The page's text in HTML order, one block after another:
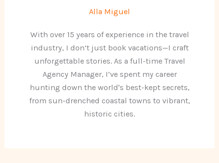
Alla Miguel
With over 15 years of experience in the travel
industry, I don’t just book vacations—I craft
unforgettable stories. As a full-time Travel
Agency Manager, I’ve spent my career
hunting down the world's best-kept secrets,
from sun-drenched coastal towns to vibrant,
historic cities.